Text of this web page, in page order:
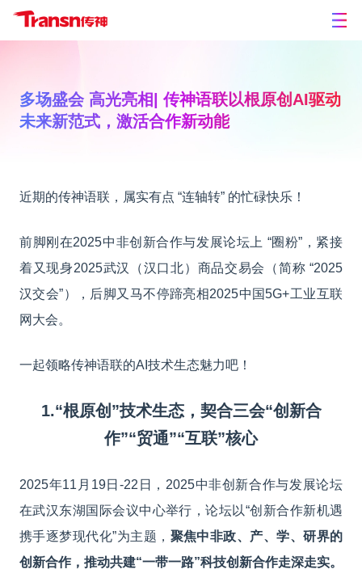
多场盛会 高光亮相| 传神语联以根原创AI驱动
未来新范式，激活合作新动能
近期的传神语联，属实有点 “连轴转” 的忙碌快乐！
前脚刚在2025中非创新合作与发展论坛上 “圈粉”，紧接
着又现身2025武汉（汉口北）商品交易会（简称 “2025
汉交会”）， 后脚又马不停蹄亮相2025中国5G+工业互联
网大会。
一起领略传神语联的AI技术生态魅力吧！
1.“根原创”技术生态，契合三会“创新合
作”“贸通”“互联”核心
2025年11月19日-22日，2025中非创新合作与发展论坛
在武汉东湖国际会议中心举行，论坛以“创新合作新机遇
携手逐梦现代化”为主题， 聚焦中非政、产、学、研界的
创新合作，推动共建“一带一路”科技创新合作走深走实。